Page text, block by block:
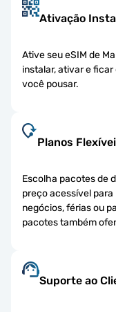
Ativação
Ative seu eSIM de
instalar, ativar e
você pousar.
Planos
Escolha pacotes de
preço acessível
negócios, férias ou
pacotes também
Suporte ao